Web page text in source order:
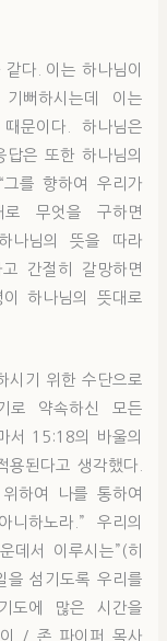
다. 이는 하나님이
뻐하시는데 이는
문이다. 하나님은
답은 또한 하나님의
를 향하여 우리가
무엇을 구하면
나님의 뜻을 따라
간절히 갈망하면
하나님의 뜻대로
시기 위한 수단으로
로 약속하신 모든
서 15:18의 바울의
된다고 생각했다.
하여 나를 통하여
하노라.” 우리의
데서 이루시는”(히
을 섬기도록 우리를
도에 많은 시간을
/ 존 파이퍼 목사